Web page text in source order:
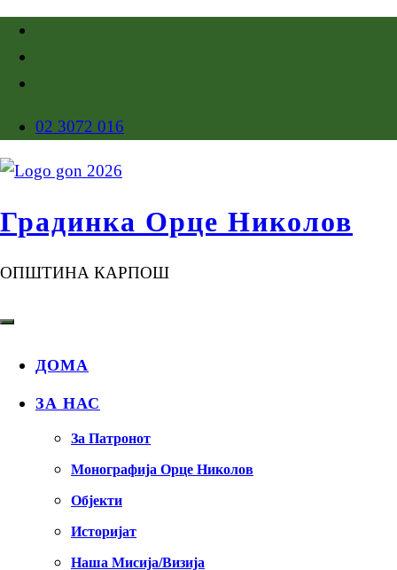
02 3072 016
Градинка Орце Николов
ОПШТИНА КАРПОШ
ДОМА
ЗА НАС
За Патронот
Монографија Орце Николов
Објекти
Историјат
Наша Мисија/Визија